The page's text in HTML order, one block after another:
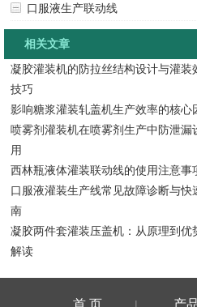
口服液生产联动线
相关文章
凝胶灌装机的防拉丝结构设计与灌装
技巧
影响糖浆灌装轧盖机生产效率的核心
喷雾剂灌装机在喷雾剂生产中防泄漏
用
西林瓶液体灌装联动线的使用注意事
口服液灌装生产线常见故障诊断与快
南
凝胶两件套灌装压盖机：从原理到优
解读
首 页 产